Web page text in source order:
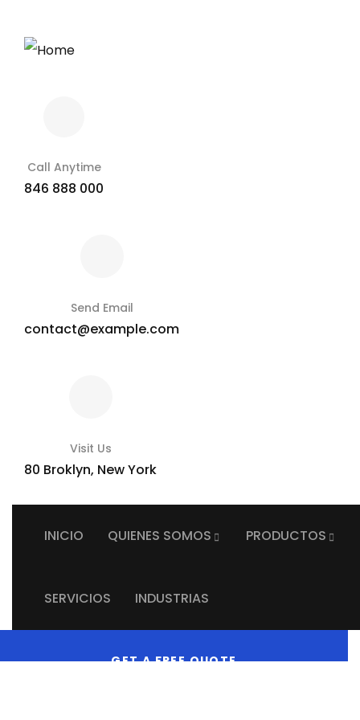
Call Anytime
846 888 000
Send Email
contact@example.com
Visit Us
80 Broklyn, New York
INICIO QUIENES SOMOS PRODUCTOS
SERVICIOS INDUSTRIAS
GET A FREE QUOTE